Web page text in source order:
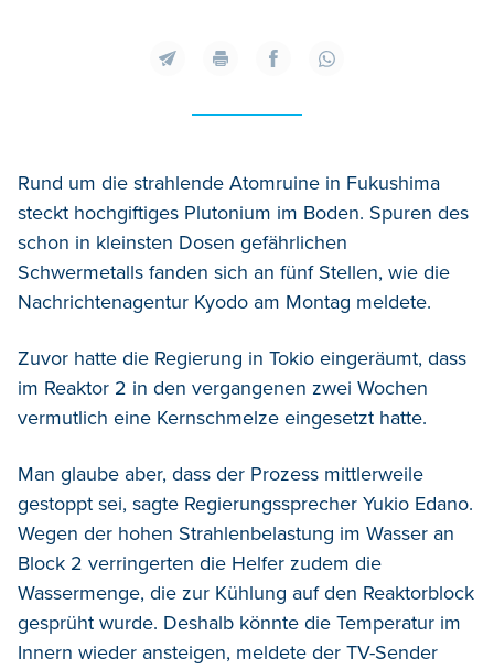
Rund um die strahlende Atomruine in Fukushima
steckt hochgiftiges Plutonium im Boden. Spuren des
schon in kleinsten Dosen gefährlichen
Schwermetalls fanden sich an fünf Stellen, wie die
Nachrichtenagentur Kyodo am Montag meldete.
Zuvor hatte die Regierung in Tokio eingeräumt, dass
im Reaktor 2 in den vergangenen zwei Wochen
vermutlich eine Kernschmelze eingesetzt hatte.
Man glaube aber, dass der Prozess mittlerweile
gestoppt sei, sagte Regierungssprecher Yukio Edano.
Wegen der hohen Strahlenbelastung im Wasser an
Block 2 verringerten die Helfer zudem die
Wassermenge, die zur Kühlung auf den Reaktorblock
gesprüht wurde. Deshalb könnte die Temperatur im
Innern wieder ansteigen, meldete der TV-Sender